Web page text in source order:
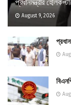
প্রধানমন্ত্রীর
August 9, 2026